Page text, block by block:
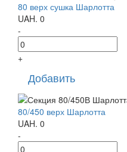
80 верх сушка Шарлотта
UAH. 0
-
+
Добавить
80/450 верх Шарлотта
UAH. 0
-